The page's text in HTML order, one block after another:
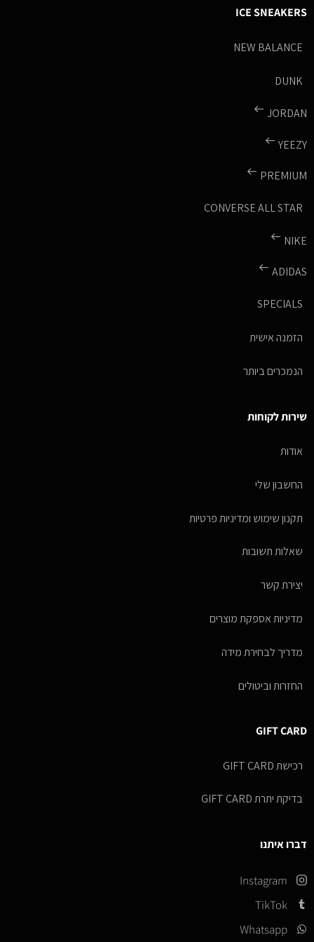
ICE SNEAKERS
NEW BALANCE
DUNK
JORDAN
YEEZY
PREMIUM
CONVERSE ALL STAR
NIKE
ADIDAS
SPECIALS
הזמנה אישית
הנמכרים ביותר
שירות לקוחות
אודות
החשבון שלי
תקנון שימוש ומדיניות פרטיות
שאלות תשובות
יצירת קשר
מדיניות אספקת מוצרים
מדריך לבחירת מידה
החזרות וביטולים
GIFT CARD
רכישת GIFT CARD
בדיקת יתרת GIFT CARD
דברו איתנו
Instagram
TikTok
Whatsapp